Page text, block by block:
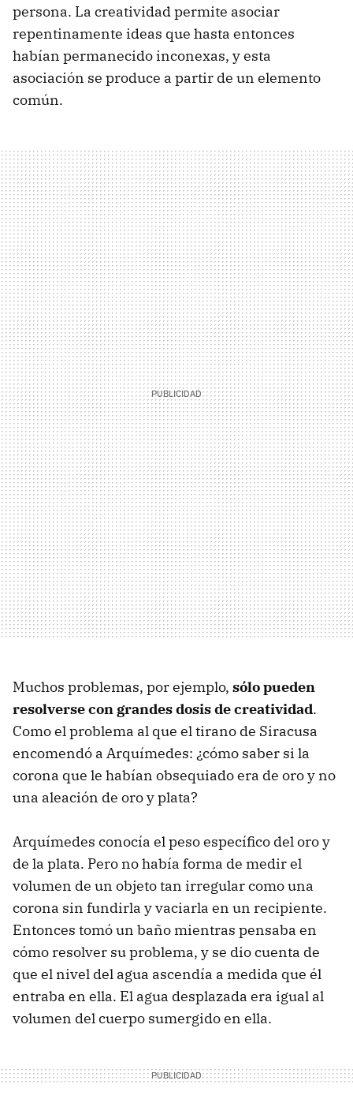
persona. La creatividad permite asociar
repentinamente ideas que hasta entonces
habían permanecido inconexas, y esta
asociación se produce a partir de un elemento
común.
Muchos problemas, por ejemplo, sólo pueden
resolverse con grandes dosis de creatividad.
Como el problema al que el tirano de Siracusa
encomendó a Arquímedes: ¿cómo saber si la
corona que le habían obsequiado era de oro y no
una aleación de oro y plata?
Arquímedes conocía el peso específico del oro y
de la plata. Pero no había forma de medir el
volumen de un objeto tan irregular como una
corona sin fundirla y vaciarla en un recipiente.
Entonces tomó un baño mientras pensaba en
cómo resolver su problema, y se dio cuenta de
que el nivel del agua ascendía a medida que él
entraba en ella. El agua desplazada era igual al
volumen del cuerpo sumergido en ella.